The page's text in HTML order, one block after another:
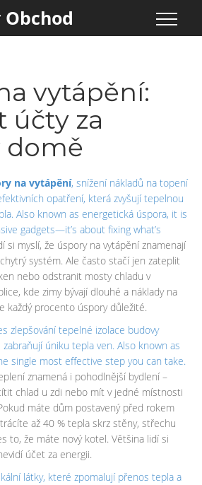
vytápění:
účty za
domě
na vytápění, snížení nákladů na topení
opatření, která zvyšují tepelnou
. Also known as energetická úspora, it is
gadgets—it’s about fixing what’s
si myslí, že úspory na vytápění znamenají
systém. Ale často stačí jen zateplit
nebo odstranit mosty chladu v
kde zimy bývají dlouhé a náklady na
každý procento úspory důležité.
zlepšování tepelné izolace budovy
úniku tepla ven. Also known as
single most effective step you can take.
znamená i pohodlnější bydlení –
chlad u zdi nebo mít v jedné místnosti
máte dům postavený před rokem
až 40 % tepla skrz stěny, střechu
to, že máte nový kotel. Většina lidí si
účet za energii.
látky, které zpomalují přenos tepla a